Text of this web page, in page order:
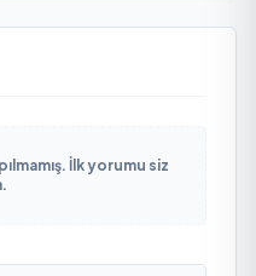
İlk yorumu siz